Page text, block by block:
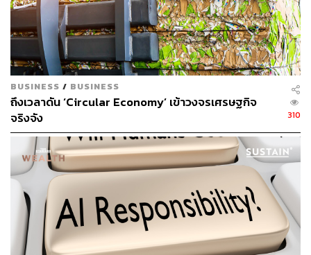
กัลปังหาเป็นสัตว์คุ้มครอง ครอบครอง-ค้าขาย
ถึงติดคุก
กัลปังหาเป็นสัตว์คุ้มครองตามพระราชบัญญัติสงวนและ
คุ้มครองสัตว์ป่า พ.ศ. 2562 ที่ห้ามมิให้ผู้ใดมีไว้ในครอบครอง
ทำการค้าขาย หรือนำเขา-ส่งออกโดยเด็ดขาด (ทั้งที่ยังมีชีวิต
1 ล้านบาท หรือทั้งจำทั้งปรับ รวมถึงห้ามครอบครอง เว้นแต่ผู้
ได้รับอนุญาตให้ครอบครอง ผู้ฝ่าฝืนมีโทษจำคุกไม่เกิน 4 ปี
หรือปรับไม่เกิน 500,000 บาท
ภาพ: มูลนิธิสภาเตือนภัยพิบัติแห่งชาติ
อ้างอิง:
กรมทรัพยากรทางทะเลและชายฝั่ง
BUSINESS / BUSINESS
ถึงเวลาดัน ‘Circular Economy’ เข้าวงจรเศรษฐกิจ
จริงจัง
310